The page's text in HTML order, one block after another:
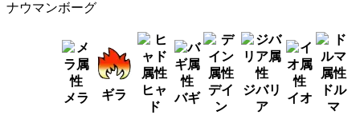
ナウマンボーグ
メラ ギラ
ヒャ
ド
バギ
デイ
ン
ジバリ
ア
イオ
ドル
マ